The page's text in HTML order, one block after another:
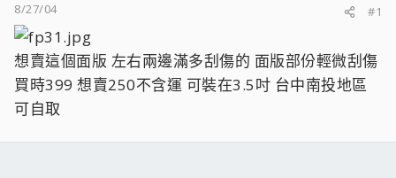
8/27/04
#1
想賣這個面版 左右兩邊滿多刮傷的 面版部份輕微刮傷
買時399 想賣250不含運 可裝在3.5吋 台中南投地區
可自取